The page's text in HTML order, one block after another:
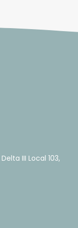
III Local 103,